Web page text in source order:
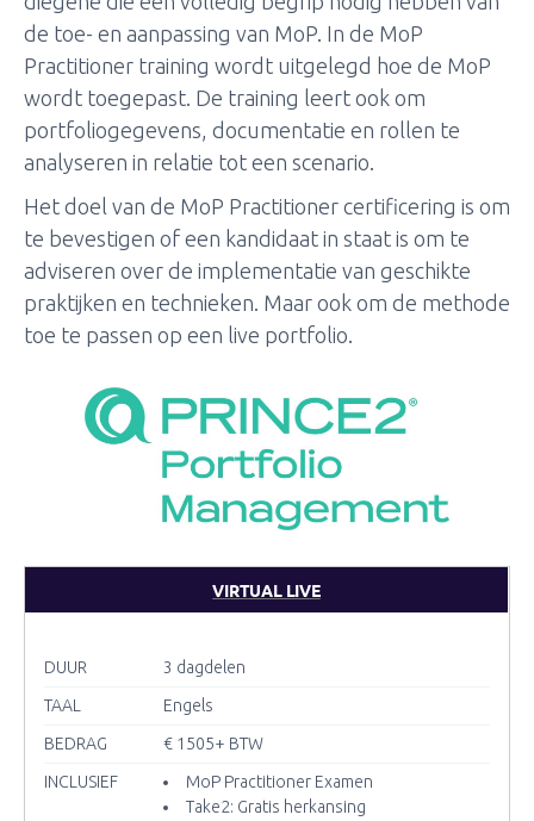
de toe- en aanpassing van MoP. In de MoP
Practitioner training wordt uitgelegd hoe de MoP
wordt toegepast. De training leert ook om
portfoliogegevens, documentatie en rollen te
analyseren in relatie tot een scenario.
Het doel van de MoP Practitioner certificering is om
te bevestigen of een kandidaat in staat is om te
adviseren over de implementatie van geschikte
praktijken en technieken. Maar ook om de methode
toe te passen op een live portfolio.
VIRTUAL LIVE
DUUR
3 dagdelen
TAAL
Engels
BEDRAG
€ 1505+ BTW
INCLUSIEF
MoP Practitioner Examen
Take2: Gratis herkansing